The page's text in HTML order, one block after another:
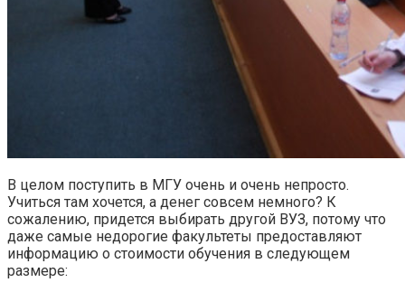
В целом поступить в МГУ очень и очень непросто.
Учиться там хочется, а денег совсем немного? К
сожалению, придется выбирать другой ВУЗ, потому что
даже самые недорогие факультеты предоставляют
информацию о стоимости обучения в следующем
размере: